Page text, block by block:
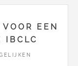
EEN
IBCLC